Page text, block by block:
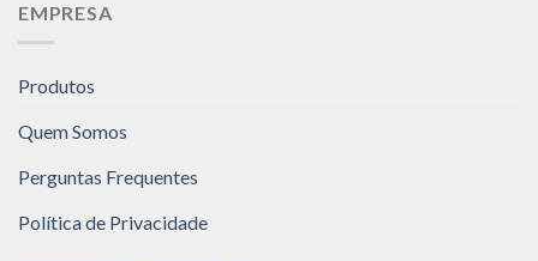
EMPRESA
Produtos
Quem Somos
Perguntas Frequentes
Política de Privacidade